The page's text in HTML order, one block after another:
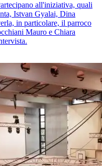
all'iniziativa, quali
Istvan Gyalai, Dina
in particolare, il parroco
Mauro e Chiara